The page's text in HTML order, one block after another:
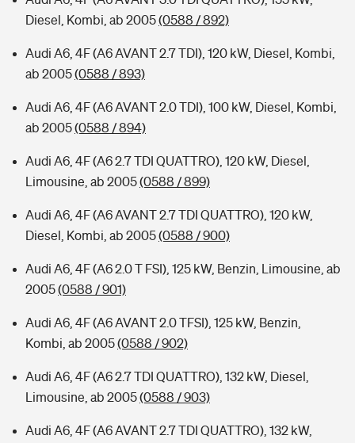
Diesel, Kombi, ab 2005(0588 / 892)
Audi A6, 4F (A6 AVANT 2.7 TDI), 120 kW, Diesel, Kombi,
ab 2005(0588 / 893)
Audi A6, 4F (A6 AVANT 2.0 TDI), 100 kW, Diesel, Kombi,
ab 2005(0588 / 894)
Audi A6, 4F (A6 2.7 TDI QUATTRO), 120 kW, Diesel,
Limousine, ab 2005(0588 / 899)
Audi A6, 4F (A6 AVANT 2.7 TDI QUATTRO), 120 kW,
Diesel, Kombi, ab 2005(0588 / 900)
Audi A6, 4F (A6 2.0 T FSI), 125 kW, Benzin, Limousine, ab
2005(0588 / 901)
Audi A6, 4F (A6 AVANT 2.0 TFSI), 125 kW, Benzin,
Kombi, ab 2005(0588 / 902)
Audi A6, 4F (A6 2.7 TDI QUATTRO), 132 kW, Diesel,
Limousine, ab 2005(0588 / 903)
Audi A6, 4F (A6 AVANT 2.7 TDI QUATTRO), 132 kW,